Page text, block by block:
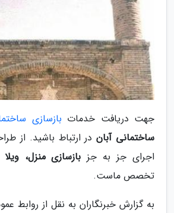
جهت دریافت خدمات بازسازی
ساختمانی آباندر ارتباط باشید. از
اجرای جز به جز بازسازی منزل،
تخصص ماست.
به گزارش خبرنگاران به نقل از روابط